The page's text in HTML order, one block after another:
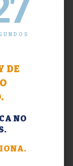
DE
NO